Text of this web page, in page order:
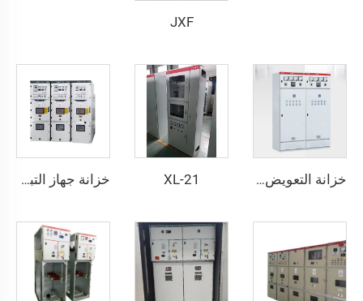
JXF
خزانة التعويض GGJ XL-21 خزانة جهاز التبديل المركزي KYN28A